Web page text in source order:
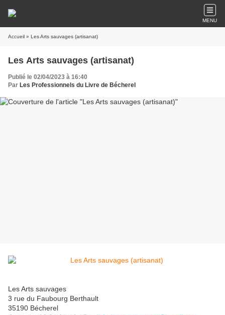
MENU
Accueil » Les Arts sauvages (artisanat)
Les Arts sauvages (artisanat)
Publié le 02/04/2023 à 16:40
Par Les Professionnels du Livre de Bécherel
Les Arts sauvages
3 rue du Faubourg Berthault
35190 Bécherel